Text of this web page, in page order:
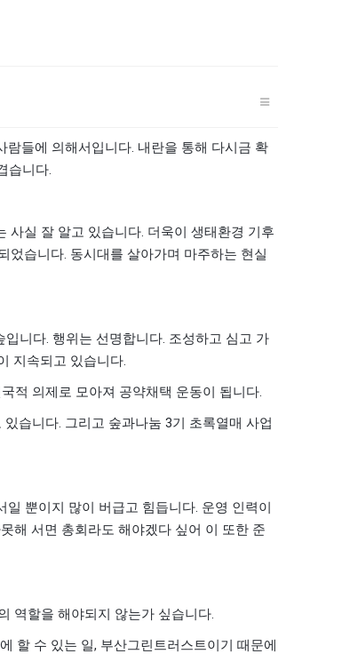
람들에 의해서입니다. 내란을 통해 다시금 확
습니다.
사실 잘 알고 있습니다. 더욱이 생태환경 기후
었습니다. 동시대를 살아가며 마주하는 현실
입니다. 행위는 선명합니다. 조성하고 심고 가
지속되고 있습니다.
적 의제로 모아져 공약채택 운동이 됩니다.
있습니다. 그리고 숲과나눔 3기 초록열매 사업
일 뿐이지 많이 버급고 힘듭니다. 운영 인력이
해 서면 총회라도 해야겠다 싶어 이 또한 준
역할을 해야되지 않는가 싶습니다.
할 수 있는 일, 부산그린트러스트이기 때문에